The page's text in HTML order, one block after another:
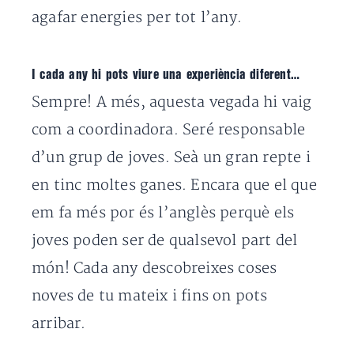
agafar energies per tot l’any.
I cada any hi pots viure una experiència diferent…
Sempre! A més, aquesta vegada hi vaig
com a coordinadora. Seré responsable
d’un grup de joves. Seà un gran repte i
en tinc moltes ganes. Encara que el que
em fa més por és l’anglès perquè els
joves poden ser de qualsevol part del
món! Cada any descobreixes coses
noves de tu mateix i fins on pots
arribar.